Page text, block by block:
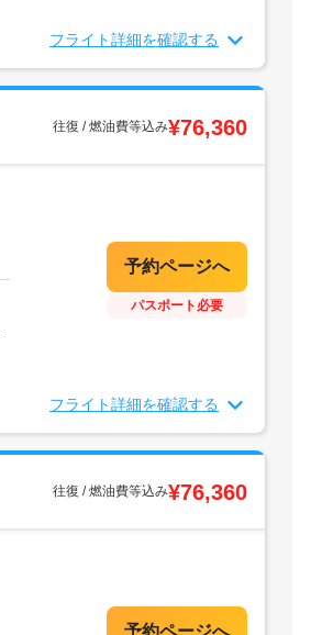
フライト詳細を確認する
往復 / 燃油費等込み¥76,360
パスポート必要
フライト詳細を確認する
往復 / 燃油費等込み¥76,360